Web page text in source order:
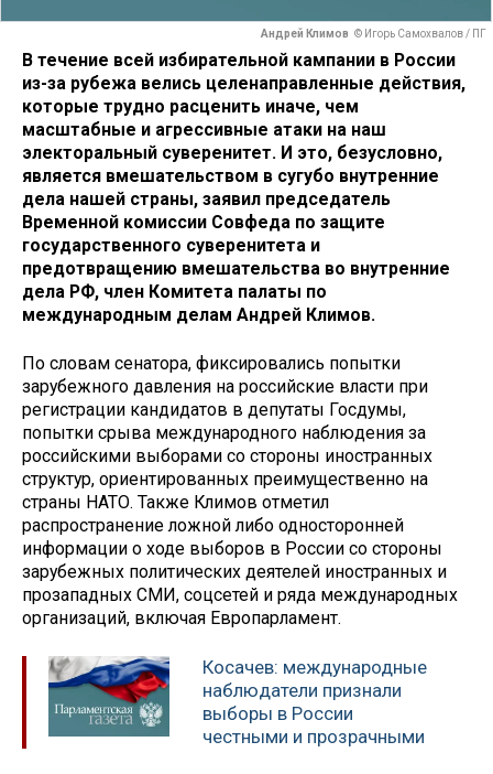
Андрей Климов © Игорь Самохвалов / ПГ
В течение всей избирательной кампании в России
из-за рубежа велись целенаправленные действия,
которые трудно расценить иначе, чем
масштабные и агрессивные атаки на наш
электоральный суверенитет. И это, безусловно,
является вмешательством в сугубо внутренние
дела нашей страны, заявил председатель
Временной комиссии Совфеда по защите
государственного суверенитета и
предотвращению вмешательства во внутренние
дела РФ, член Комитета палаты по
международным делам Андрей Климов.
По словам сенатора, фиксировались попытки
зарубежного давления на российские власти при
регистрации кандидатов в депутаты Госдумы,
попытки срыва международного наблюдения за
российскими выборами со стороны иностранных
структур, ориентированных преимущественно на
страны НАТО. Также Климов отметил
распространение ложной либо односторонней
информации о ходе выборов в России со стороны
зарубежных политических деятелей иностранных и
прозападных СМИ, соцсетей и ряда международных
организаций, включая Европарламент.
Косачев: международные
наблюдатели признали
выборы в России
честными и прозрачными